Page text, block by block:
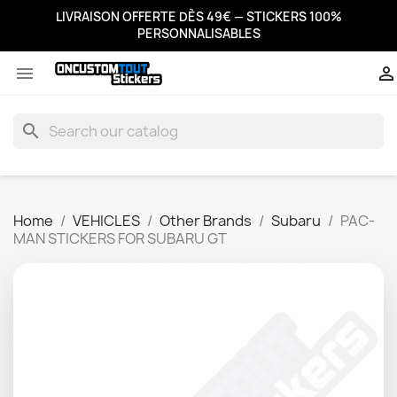
LIVRAISON OFFERTE DÈS 49€ — STICKERS 100%
PERSONNALISABLES
 
search
Home VEHICLES Other Brands Subaru
PAC-
MAN STICKERS FOR SUBARU GT